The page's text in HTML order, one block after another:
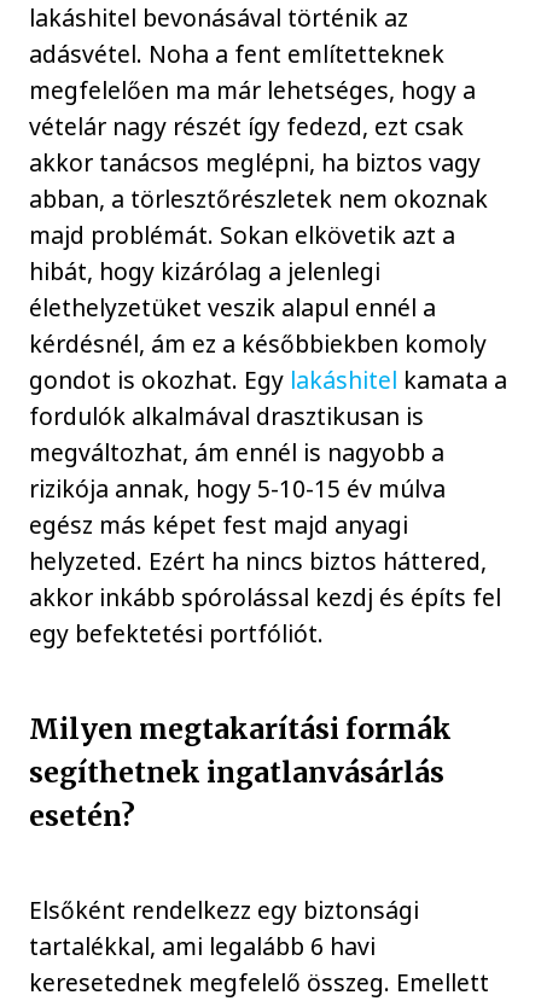
lakáshitel bevonásával történik az
adásvétel. Noha a fent említetteknek
megfelelően ma már lehetséges, hogy a
vételár nagy részét így fedezd, ezt csak
akkor tanácsos meglépni, ha biztos vagy
abban, a törlesztőrészletek nem okoznak
majd problémát. Sokan elkövetik azt a
hibát, hogy kizárólag a jelenlegi
élethelyzetüket veszik alapul ennél a
kérdésnél, ám ez a későbbiekben komoly
gondot is okozhat. Egy lakáshitel kamata a
fordulók alkalmával drasztikusan is
megváltozhat, ám ennél is nagyobb a
rizikója annak, hogy 5-10-15 év múlva
egész más képet fest majd anyagi
helyzeted. Ezért ha nincs biztos háttered,
akkor inkább spórolással kezdj és építs fel
egy befektetési portfóliót.
Milyen megtakarítási formák
segíthetnek ingatlanvásárlás
esetén?
Elsőként rendelkezz egy biztonsági
tartalékkal, ami legalább 6 havi
keresetednek megfelelő összeg. Emellett